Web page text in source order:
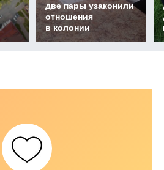
две пары узаконили
отношения
в колонии